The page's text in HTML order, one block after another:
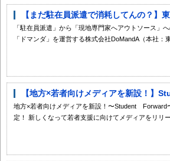
【まだ駐在員派遣で消耗してんの？】
「駐在員派遣」から「現地専門家へアウトソース」
「ドマンダ」を運営する株式会社DoMandA（本社：
【地方×若者向けメディアを新設！】
地方×若者向けメディアを新設！〜Student Forward
定！ 新しくなって若者支援に向けてメディアをリリ